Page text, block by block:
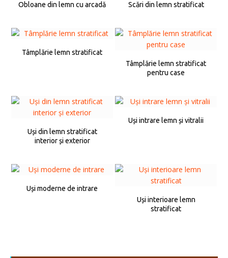
Obloane din lemn cu arcadă Scări din lemn stratificat
Tâmplărie lemn stratificat
Tâmplărie lemn stratificat
pentru case
Uși din lemn stratificat
interior și exterior
Uși intrare lemn și vitralii
Uși moderne de intrare
Uși interioare lemn
stratificat